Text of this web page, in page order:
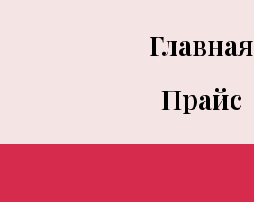
Главная
Прайс